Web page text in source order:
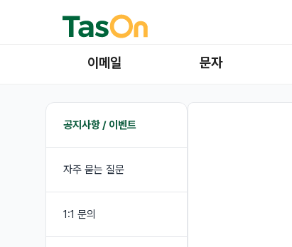
이메일 문자
공지사항 / 이벤트
자주 묻는 질문
1:1 문의